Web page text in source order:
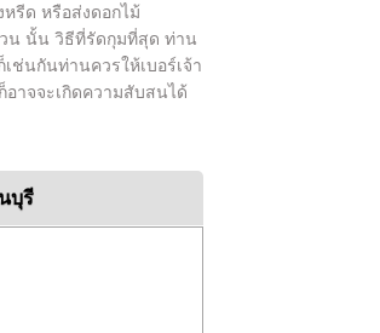
รีด หรือส่งดอกไม้
วน นั้น วิธีที่รัดกุมที่สุด ท่าน
ช่นกันท่านควรให้เบอร์เจ้า
าจจะเกิดความสับสนได้
บุรี